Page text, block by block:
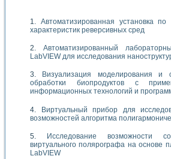
Автоматизированная установка
характеристик реверсивных сред
Автоматизированный
LabVIEW для исследования
Визуализация моделирования и
обработки биопродуктов с
информационных технологий и
Виртуальный прибор для
возможностей алгоритма
Исследование возможности
виртуального полярографа на основе
LabVIEW